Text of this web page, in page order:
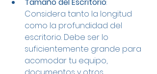
Tamaño del Escritorio:
Considera tanto la longitud
como la profundidad del
escritorio. Debe ser lo
suficientemente grande para
acomodar tu equipo,